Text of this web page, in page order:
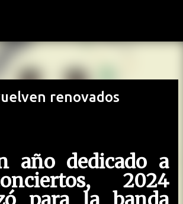
renovados
año dedicado a
2024